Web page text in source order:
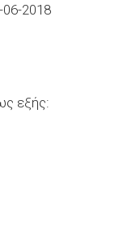
06-2018
εξής: